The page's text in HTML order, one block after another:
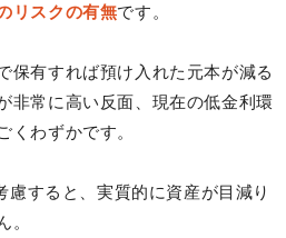
リスクの有無です。
保有すれば預け入れた元本が減る
非常に高い反面、現在の低金利環
くわずかです。
慮すると、実質的に資産が目減り
。